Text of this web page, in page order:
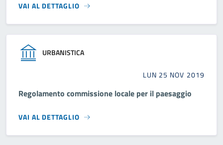
VAI AL DETTAGLIO
URBANISTICA
LUN 25 NOV 2019
Regolamento commissione locale per il paesaggio
VAI AL DETTAGLIO